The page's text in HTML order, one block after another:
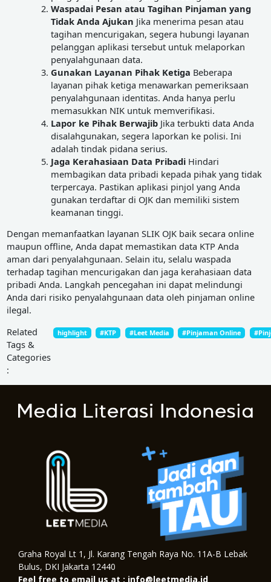
Waspadai Pesan atau Tagihan Pinjaman yang
Tidak Anda Ajukan Jika menerima pesan atau
tagihan mencurigakan, segera hubungi layanan
pelanggan aplikasi tersebut untuk melaporkan
penyalahgunaan data.
Gunakan Layanan Pihak Ketiga Beberapa
layanan pihak ketiga menawarkan pemeriksaan
penyalahgunaan identitas. Anda hanya perlu
memasukkan NIK untuk memverifikasi.
Lapor ke Pihak BerwajibJika terbukti data Anda
disalahgunakan, segera laporkan ke polisi. Ini
adalah tindak pidana serius.
Jaga Kerahasiaan Data PribadiHindari
membagikan data pribadi kepada pihak yang tidak
terpercaya. Pastikan aplikasi pinjol yang Anda
gunakan terdaftar di OJK dan memiliki sistem
keamanan tinggi.
Dengan memanfaatkan layanan SLIK OJK baik secara online
maupun offline, Anda dapat memastikan data KTP Anda
aman dari penyalahgunaan. Selain itu, selalu waspada
terhadap tagihan mencurigakan dan jaga kerahasiaan data
pribadi Anda. Langkah pencegahan ini dapat melindungi
Anda dari risiko penyalahgunaan data oleh pinjaman online
ilegal.
Related
Tags &
Categories
:
highlight #KTP #Leet Media #Pinjaman Online
Graha Royal Lt 1, Jl. Karang Tengah Raya No. 11A-B Lebak
Bulus, DKI Jakarta 12440
Feel free to email us at : info@leetmedia.id